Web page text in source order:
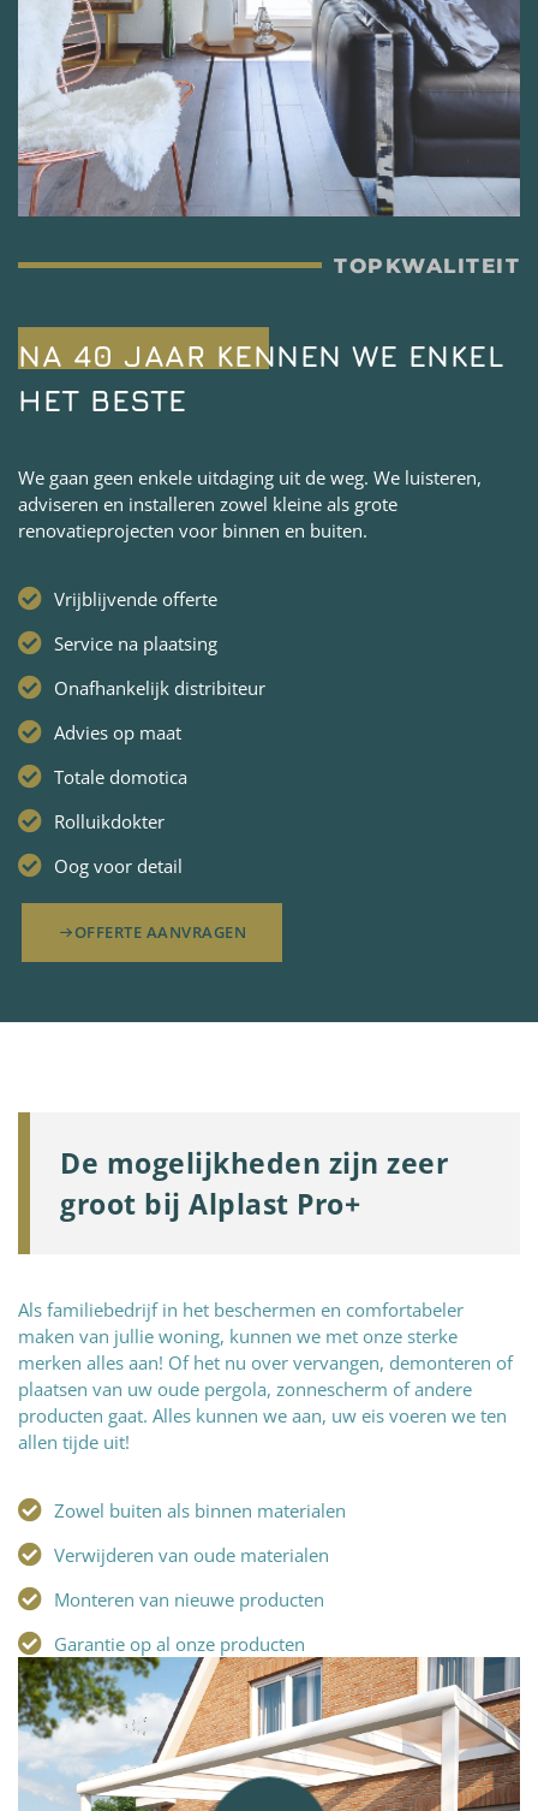
TOPKWALITEIT
NA 40 JAAR KENNEN WE ENKEL
HET BESTE
We gaan geen enkele uitdaging uit de weg. We luisteren,
adviseren en installeren zowel kleine als grote
renovatieprojecten voor binnen en buiten.
Vrijblijvende offerte
Service na plaatsing
Onafhankelijk distribiteur
Advies op maat
Totale domotica
Rolluikdokter
Oog voor detail
OFFERTE AANVRAGEN
De mogelijkheden zijn zeer
groot bij Alplast Pro+
Als familiebedrijf in het beschermen en comfortabeler
maken van jullie woning, kunnen we met onze sterke
merken alles aan! Of het nu over vervangen, demonteren of
plaatsen van uw oude pergola, zonnescherm of andere
producten gaat. Alles kunnen we aan, uw eis voeren we ten
allen tijde uit!
Zowel buiten als binnen materialen
Verwijderen van oude materialen
Monteren van nieuwe producten
Garantie op al onze producten